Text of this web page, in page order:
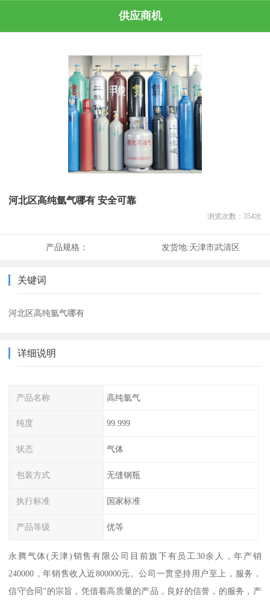
供应商机
河北区高纯氩气哪有 安全可靠
浏览次数： 354次
产品规格： 发货地:天津市武清区
关键词
河北区高纯氩气哪有
详细说明
产品名称 高纯氩气
纯度 99.999
状态 气体
包装方式 无缝钢瓶
执行标准 国家标准
产品等级 优等
永腾气体(天津)销售有限公司目前旗下有员工30余人，年产销
240000，年销售收入近800000元。公司一贯坚持用户至上，服务，
信守合同”的宗旨，凭借着高质量的产品，良好的信誉，的服务，产